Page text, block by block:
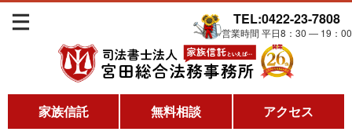
TEL:0422-23-7808
営業時間 平日8：30 ― 19：00
家族信託 無料相談 アクセス